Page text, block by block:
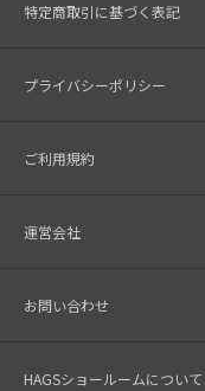
特定商取引に基づく表記
プライバシーポリシー
ご利用規約
運営会社
お問い合わせ
HAGSショールームについて